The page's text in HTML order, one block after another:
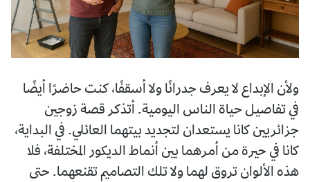
ولأن الإبداع لا يعرف جدرانًا ولا أسقفًا، كنت حاضرًا أيضًا
في تفاصيل حياة الناس اليومية. أتذكر قصة زوجين
جزائريين كانا يستعدان لتجديد بيتهما العائلي. في البداية،
كانا في حيرة من أمرهما بين أنماط الديكور المختلفة، فلا
هذه الألوان تروق لهما ولا تلك التصاميم تقنعهما. حتى